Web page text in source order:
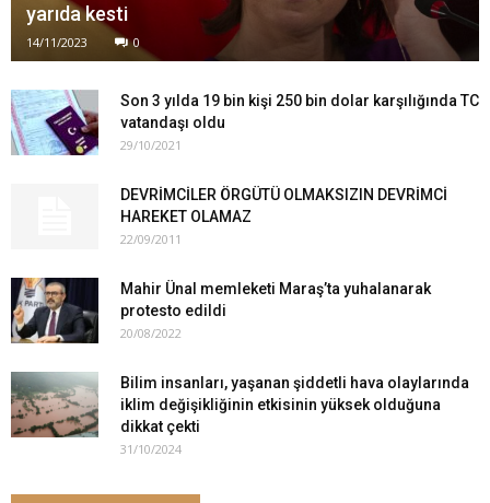
yarıda kesti
14/11/2023 0
Son 3 yılda 19 bin kişi 250 bin dolar karşılığında TC
vatandaşı oldu
29/10/2021
DEVRİMCİLER ÖRGÜTÜ OLMAKSIZIN DEVRİMCİ
HAREKET OLAMAZ
22/09/2011
Mahir Ünal memleketi Maraş’ta yuhalanarak
protesto edildi
20/08/2022
Bilim insanları, yaşanan şiddetli hava olaylarında
iklim değişikliğinin etkisinin yüksek olduğuna
dikkat çekti
31/10/2024